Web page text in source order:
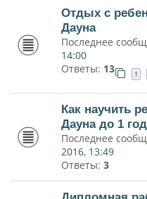
Отдых с
Дауна
Последнее
14:00
Ответы: 13 1
Как научить
Дауна до 1
Последнее
2016, 13:49
Ответы: 3